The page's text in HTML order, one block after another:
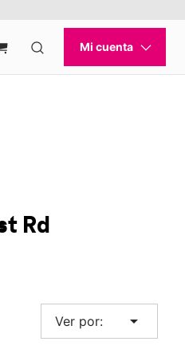
Rd
Ver por: arrow_drop_down